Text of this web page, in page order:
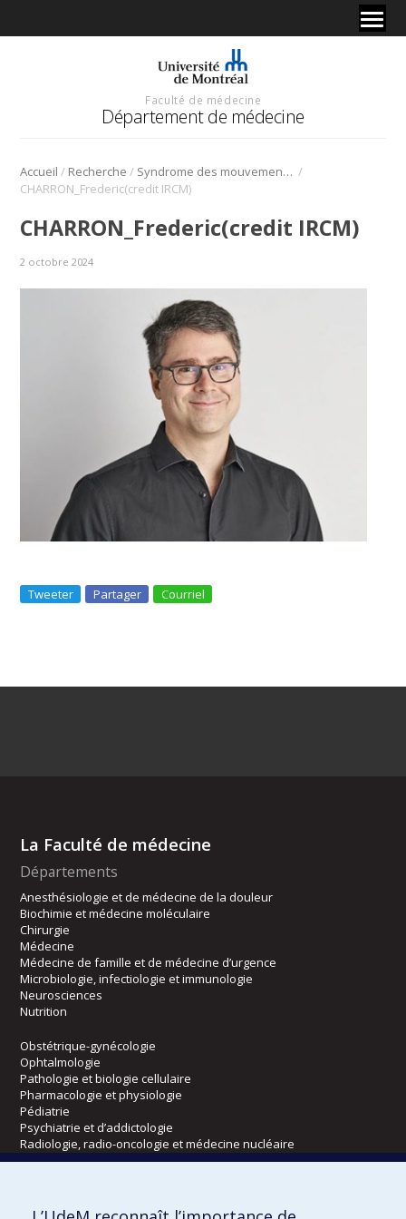
Faculté de médecine
Département de médecine
Accueil / Recherche / Syndrome des mouvements en miroir: une équipe de recherche en découvre l’une des causes /
CHARRON_Frederic(credit IRCM)
CHARRON_Frederic(credit IRCM)
2 octobre 2024
Tweeter Partager Courriel
La Faculté de médecine
Départements
Anesthésiologie et de médecine de la douleur
Biochimie et médecine moléculaire
Chirurgie
Médecine
Médecine de famille et de médecine d’urgence
Microbiologie, infectiologie et immunologie
Neurosciences
Nutrition
Obstétrique-gynécologie
Ophtalmologie
Pathologie et biologie cellulaire
Pharmacologie et physiologie
Pédiatrie
Psychiatrie et d’addictologie
Radiologie, radio-oncologie et médecine nucléaire